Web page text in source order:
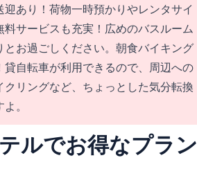
迎あり！荷物一時預かりやレンタサイ
料サービスも充実！広めのバスルーム
とお過ごしください。朝食バイキング
貸自転車が利用できるので、周辺への
クリングなど、ちょっとした気分転換
。
ルでお得なプラン